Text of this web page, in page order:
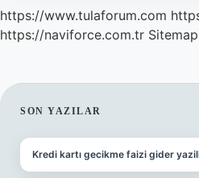
https://www.tulaforum.com
https://naviforce.com.tr Sitemap
SIDEBAR
SON YAZILAR
Kredi kartı gecikme faizi gider